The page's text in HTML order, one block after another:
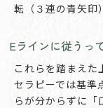
転（３連の青矢印
Eラインに従うっ
これらを踏まえた
セラピーでは基準
らが分からずに「